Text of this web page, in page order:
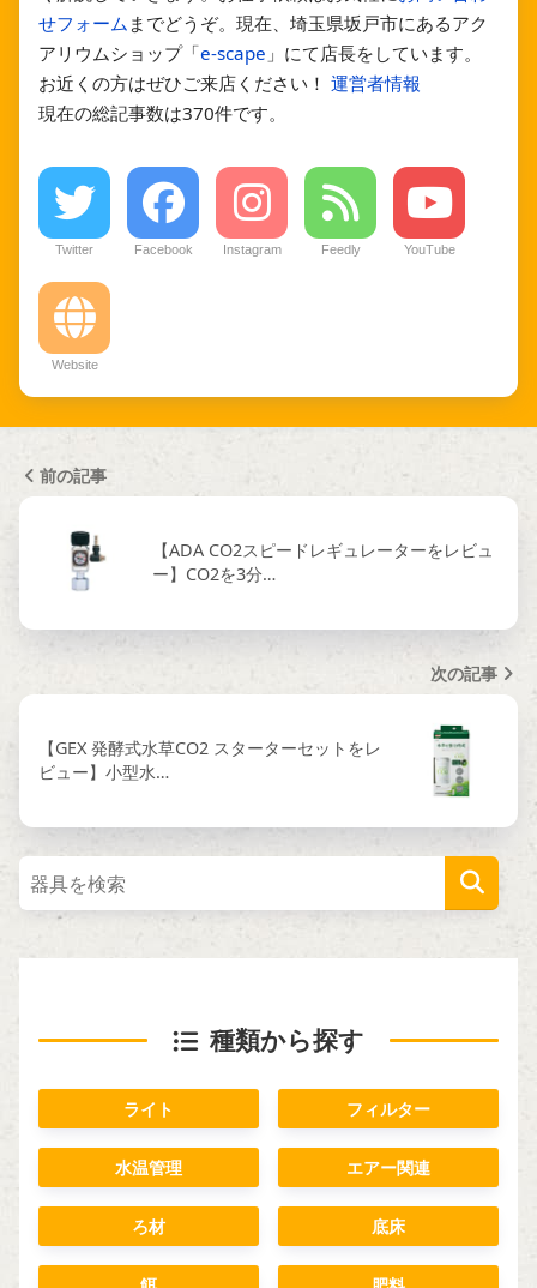
せフォーム までどうぞ。現在、埼玉県坂戸市にあるアク
アリウムショップ「e-scape 」にて店長をしています。
お近くの方はぜひご来店ください！ 運営者情報
現在の総記事数は370件です。
Twitter Facebook Instagram Feedly YouTube
Website
前の記事
【ADA CO2スピードレギュレーターをレビュ
ー】CO2を3分…
次の記事
【GEX 発酵式水草CO2 スターターセットをレ
ビュー】小型水…
種類から探す
ライト フィルター
水温管理 エアー関連
ろ材 底床